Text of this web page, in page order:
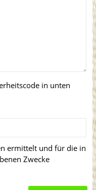
in unten
ermittelt und für die in
Zwecke